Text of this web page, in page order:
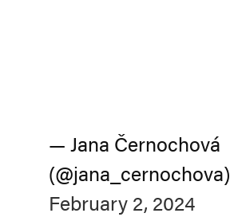
— Jana Černochová
(@jana_cernochova)
February 2, 2024